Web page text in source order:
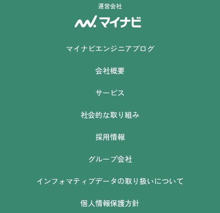
運営会社
マイナビエンジニアブログ
会社概要
サービス
社会的な取り組み
採用情報
グループ会社
インフォマティブデータの取り扱いについて
個人情報保護方針